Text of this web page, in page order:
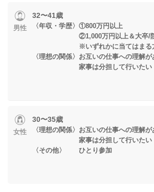
男性
32〜41歳
〈年収・学歴〉①800万円以上
②1,000万円以上＆大卒/
※いずれかに当てはまる
〈理想の関係〉お互いの仕事への理解が
家事は分担して行いたい
女性
30〜35歳
〈理想の関係〉お互いの仕事への理解が
家事は分担して行いたい
〈その他〉 ひとり参加